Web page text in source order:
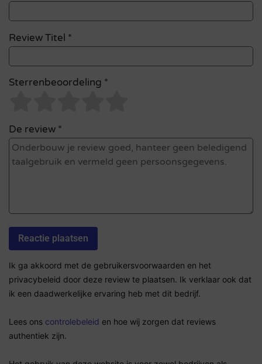
Review Titel *
Sterrenbeoordeling *
De review *
Ik ga akkoord met de gebruikersvoorwaarden en het
privacybeleid door deze review te plaatsen. Ik verklaar ook dat
ik een daadwerkelijke ervaring heb met dit bedrijf.
Lees ons controlebeleid en hoe wij zorgen dat reviews
authentiek zijn.